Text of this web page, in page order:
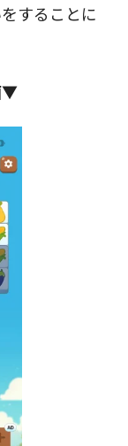
することに
▼